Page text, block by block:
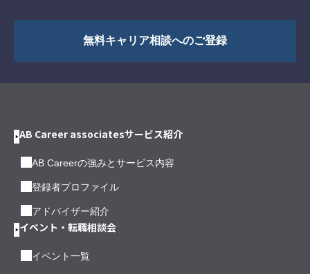
無料キャリア相談へのご登録
AB Career associatesサービス紹介
AB Careerの強みとサービス内容
登録者プロファイル
アドバイザー紹介
イベント・転職相談会
イベント一覧